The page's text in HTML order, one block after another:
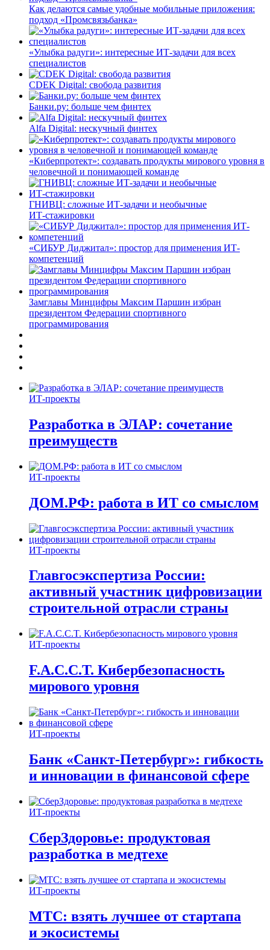
Как делаются самые удобные мобильные приложения:
подход «Промсвязьбанка»
«Улыбка радуги»: интересные ИТ-задачи для всех
специалистов
CDEK Digital: свобода развития
Банки.ру: больше чем финтех
Alfa Digital: нескучный финтех
«Киберпротект»: создавать продукты мирового уровня в
человечной и понимающей команде
ГНИВЦ: сложные ИТ‑задачи и необычные
ИТ‑стажировки
«СИБУР Диджитал»: простор для применения ИТ-
компетенций
Замглавы Минцифры Максим Паршин избран
президентом Федерации спортивного
программирования
ИТ-проекты
Разработка в ЭЛАР: сочетание
преимуществ
ИТ-проекты
ДОМ.РФ: работа в ИТ со смыслом
ИТ-проекты
Главгосэкспертиза России:
активный участник цифровизации
строительной отрасли страны
ИТ-проекты
F.A.C.C.T. Кибербезопасность
мирового уровня
ИТ-проекты
Банк «Санкт-Петербург»: гибкость
и инновации в финансовой сфере
ИТ-проекты
СберЗдоровье: продуктовая
разработка в медтехе
ИТ-проекты
МТС: взять лучшее от стартапа
и экосистемы